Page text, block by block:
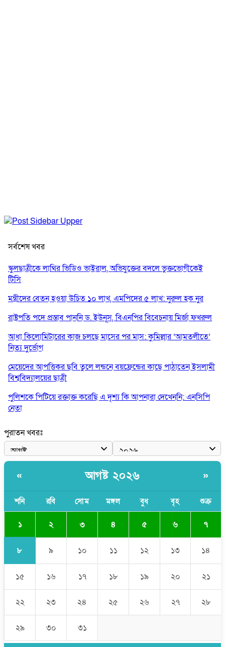
সর্বশেষ খবর
স্কুলছাত্রীকে লাথির ভিডিও ভাইরাল, অভিযুক্তের বদলে ভুক্তভোগীকেই
টিসি
মন্ত্রীদের বেতন হওয়া উচিত ১০ লাখ, এমপিদের ৫ লাখ: নুরুল হক নুর
রাষ্ট্রপতি পদে প্রস্তাব পাননি ড. ইউনূস, বিএনপির বিবেচনায় মির্জা ফখরুল
আধা কিলোমিটারের কাজ চলছে মাসের পর মাস: কুমিল্লার ‘আমতলীতে’
নিত্য দুর্ভোগ
মেয়েদের আপত্তিকর ছবি তুলে লন্ডনে বয়ফ্রেন্ডের কাছে পাঠাতেন ইসলামী
বিশ্ববিদ্যালয়ের ছাত্রী
পুলিশকে পিটিয়ে রক্তাক্ত করেছি এ দৃশ্য কি আপনারা দেখেননি: এনসিপি
নেতা
পাঁচ দেশি মাছে মিলল মাইক্রোপ্লাস্টিক, সবচেয়ে বেশি কই মাছে
বাংলাদেশী কর্মীদের আকামা নিয়ে বড় সুখবর দিলো সৌদি সরকার
ওয়াজেদ জয়
সাকিব আল হাসানের বাড়িতে আগুন, পেট্রলবোমা বিস্ফোরণ
পুরাতন খবরঃ
« আগষ্ট ২০২৬ »
শনি রবি সোম মঙ্গল বুধ বৃহ শুক্র
১ ২ ৩ ৪ ৫ ৬ ৭
৮ ৯ ১০ ১১ ১২ ১৩ ১৪
১৫ ১৬ ১৭ ১৮ ১৯ ২০ ২১
২২ ২৩ ২৪ ২৫ ২৬ ২৭ ২৮
২৯ ৩০ ৩১